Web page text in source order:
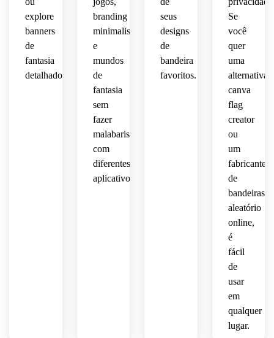
explore
banners
de
fantasia
detalhados.
branding
minimalista
e
mundos
de
fantasia
sem
fazer
malabarismo
com
diferentes
aplicativos.
seus
designs
de
bandeira
favoritos.
Se
você
quer
uma
alternativa
canva
flag
creator
ou
um
fabricante
de
bandeiras
aleatório
online,
é
fácil
de
usar
em
qualquer
lugar.